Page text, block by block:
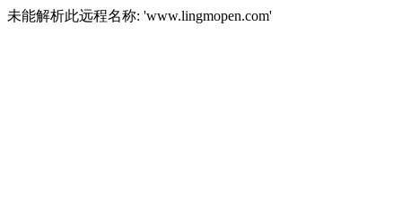
未能解析此远程名称: 'www.lingmopen.com'